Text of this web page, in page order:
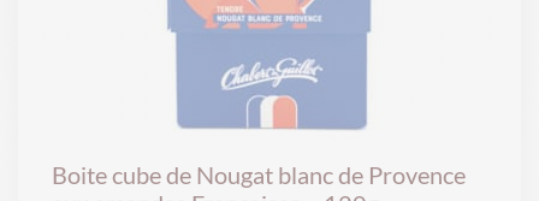
Boite cube de Nougat blanc de Provence